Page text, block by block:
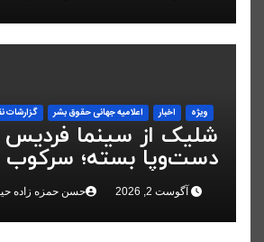
ویژه اخبار اعلاميه جهانی حقوق بشر گزارشات
شلیک از سینما فردیس
دست‌وپا بسته؛ سرکوب
ملی در البرز
آگوست 2, 2026 حسن حمزه زاده